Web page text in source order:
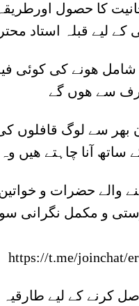
کا حصول
کے لیے قبلہ استاد
ھونے کی کوئی فیس
سے ھوں گے
بھر سے لوگ
ساتھ آنا چاہتے ھیں
والے حضرات و
و مکمل نگرانی
https://t.me/joinchat/